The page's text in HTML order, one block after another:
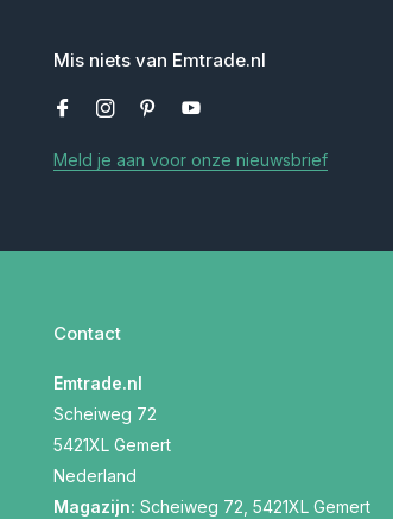
Mis niets van Emtrade.nl
Meld je aan voor onze nieuwsbrief
Contact
Emtrade.nl
Scheiweg 72
5421XL Gemert
Nederland
Magazijn: Scheiweg 72, 5421XL Gemert